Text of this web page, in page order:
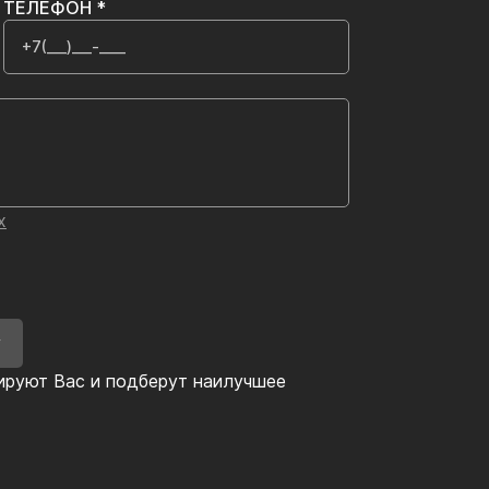
Вас и подберут наилучшее
ТЕЛЕФОН *